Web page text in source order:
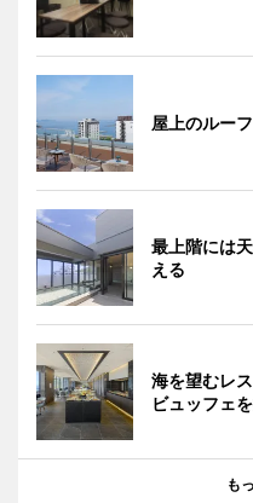
屋上のルー
最上階には
える
海を望むレ
ビュッフェ
も